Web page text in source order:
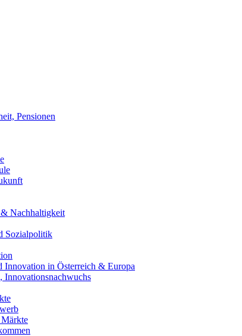
Pensionen
Nachhaltigkeit
Sozialpolitik
Innovation in Österreich & Europa
Innovationsnachwuchs